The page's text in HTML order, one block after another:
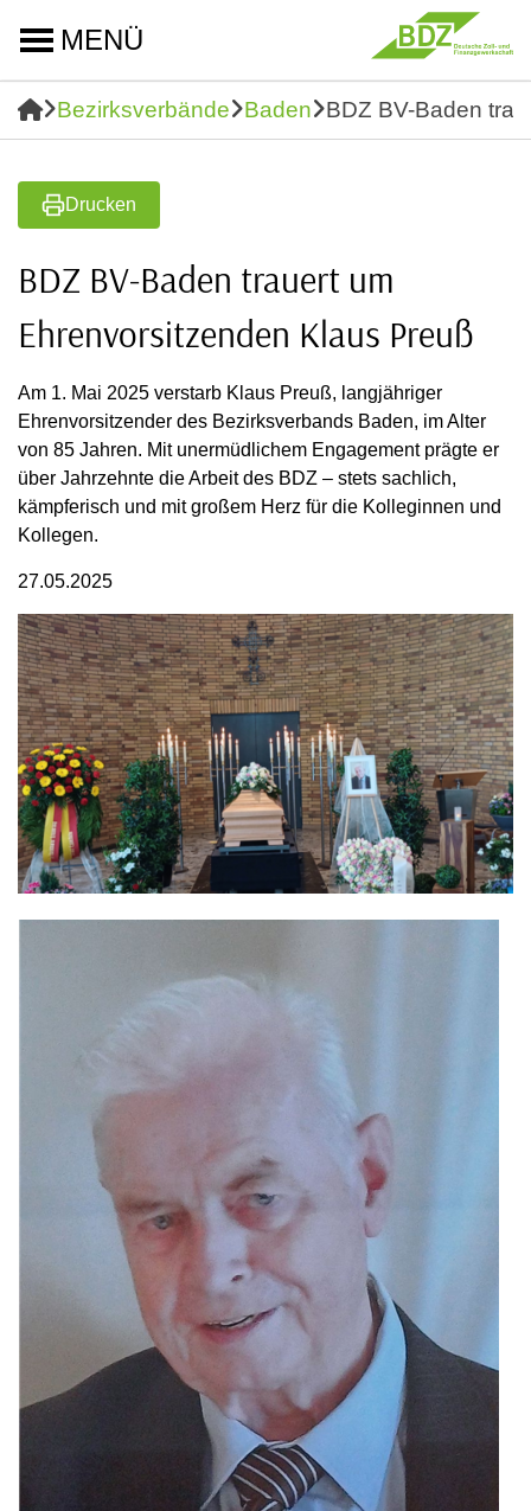
MENÜ
Bezirksverbände Baden BDZ BV-Baden
Drucken
BDZ BV-Baden trauert um
Ehrenvorsitzenden Klaus Preuß
Am 1. Mai 2025 verstarb Klaus Preuß, langjähriger
Ehrenvorsitzender des Bezirksverbands Baden, im Alter
von 85 Jahren. Mit unermüdlichem Engagement prägte er
über Jahrzehnte die Arbeit des BDZ – stets sachlich,
kämpferisch und mit großem Herz für die Kolleginnen und
Kollegen.
27.05.2025